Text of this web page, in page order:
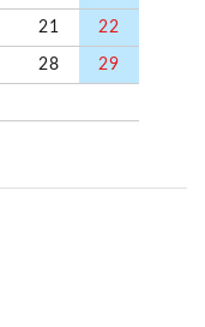
21 22
28 29